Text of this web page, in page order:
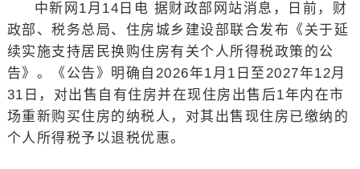
中新网1月14日电 据财政部网站消息，日前，财
政部、税务总局、住房城乡建设部联合发布《关于延
续实施支持居民换购住房有关个人所得税政策的公
告》。《公告》明确自2026年1月1日至2027年12月
31日，对出售自有住房并在现住房出售后1年内在市
场重新购买住房的纳税人，对其出售现住房已缴纳的
个人所得税予以退税优惠。